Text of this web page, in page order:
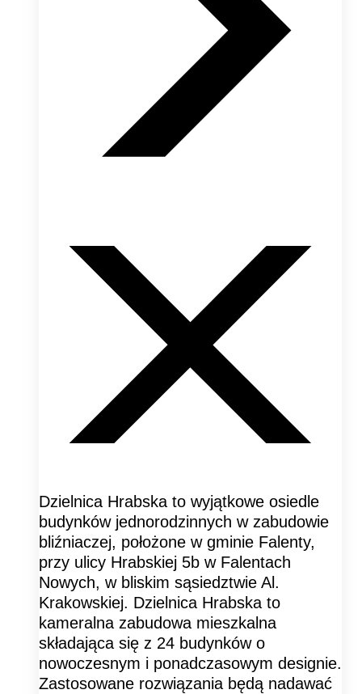
Dzielnica Hrabska to wyjątkowe osiedle
budynków jednorodzinnych w zabudowie
bliźniaczej, położone w gminie Falenty,
przy ulicy Hrabskiej 5b w Falentach
Nowych, w bliskim sąsiedztwie Al.
Krakowskiej. Dzielnica Hrabska to
kameralna zabudowa mieszkalna
składająca się z 24 budynków o
nowoczesnym i ponadczasowym designie.
Zastosowane rozwiązania będą nadawać